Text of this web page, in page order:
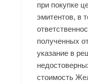
при покупке
эмитентов, в
полученных
указание в
стоимость